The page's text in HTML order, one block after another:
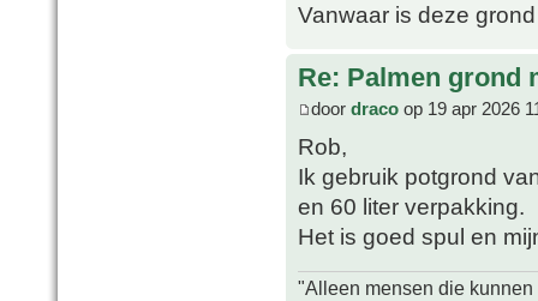
Vanwaar is deze
Re: Palmen grond
door draco op 19 apr 2026
Rob,
Ik gebruik potgrond
en 60 liter verpakking.
Het is goed spul en
"Alleen mensen die